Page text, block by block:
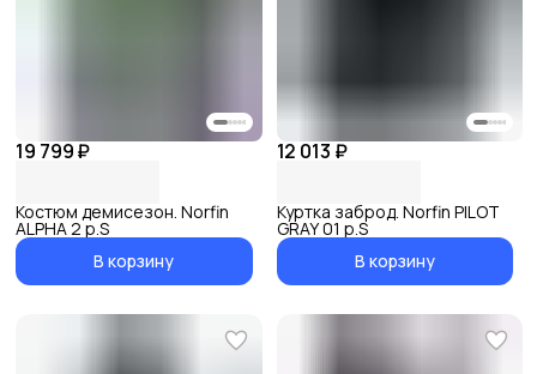
19 799 ₽
Костюм демисезон. Norfin
ALPHA 2 р.S
В корзину
12 013 ₽
Куртка заброд. Norfin PILOT
GRAY 01 р.S
В корзину